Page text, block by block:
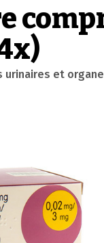
urinaires et